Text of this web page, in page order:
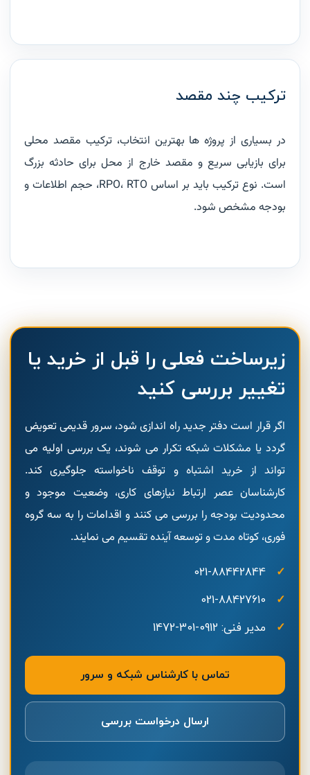
ترکیب چند مقصد
در بسیاری از پروژه ها بهترین انتخاب، ترکیب مقصد محلی
برای بازیابی سریع و مقصد خارج از محل برای حادثه بزرگ
است. نوع ترکیب باید بر اساس RPO، RTO، حجم اطلاعات و
بودجه مشخص شود.
زیرساخت فعلی را قبل از خرید یا
تغییر بررسی کنید
اگر قرار است دفتر جدید راه اندازی شود، سرور قدیمی تعویض
گردد یا مشکلات شبکه تکرار می شوند، یک بررسی اولیه می
تواند از خرید اشتباه و توقف ناخواسته جلوگیری کند.
کارشناسان عصر ارتباط نیازهای کاری، وضعیت موجود و
محدودیت بودجه را بررسی می کنند و اقدامات را به سه گروه
فوری، کوتاه مدت و توسعه آینده تقسیم می نمایند.
021-88442844
021-88427610
مدیر فنی: 0912-301-1472
تماس با کارشناس شبکه و سرور
ارسال درخواست بررسی